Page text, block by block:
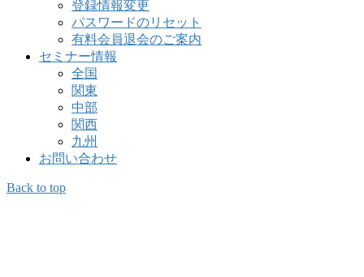
登録情報変更
パスワードのリセット
有料会員退会のご案内
セミナー情報
全国
関東
中部
関西
九州
お問い合わせ
Back to top